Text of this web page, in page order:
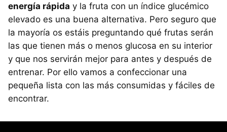
energía rápida y la fruta con un índice glucémico
elevado es una buena alternativa. Pero seguro que
la mayoría os estáis preguntando qué frutas serán
las que tienen más o menos glucosa en su interior
y que nos servirán mejor para antes y después de
entrenar. Por ello vamos a confeccionar una
pequeña lista con las más consumidas y fáciles de
encontrar.